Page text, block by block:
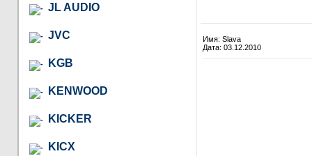
JL AUDIO
JVC
KGB
KENWOOD
KICKER
KICX
Имя: Slava
Дата: 03.12.2010